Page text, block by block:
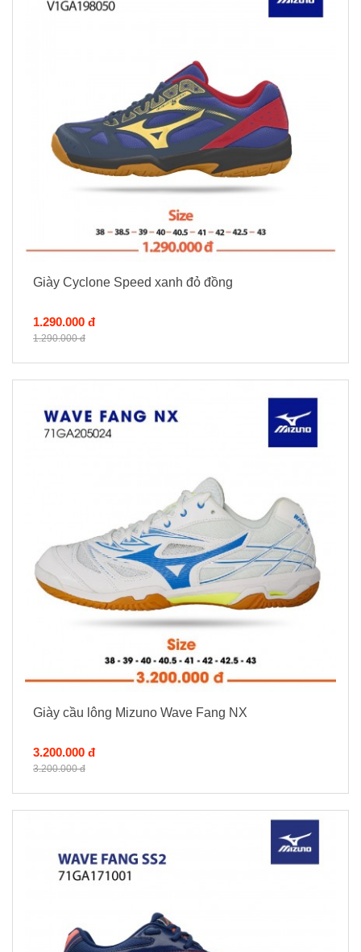
Giày Cyclone Speed xanh đỏ đồng
1.290.000 đ
1.290.000 đ
Giày cầu lông Mizuno Wave Fang NX
3.200.000 đ
3.200.000 đ